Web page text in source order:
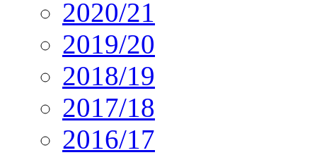
2020/21
2019/20
2018/19
2017/18
2016/17